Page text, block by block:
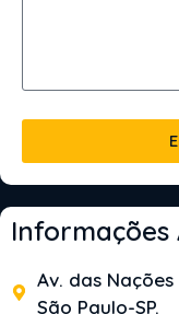
Informações
Av. das
São Paulo-SP.